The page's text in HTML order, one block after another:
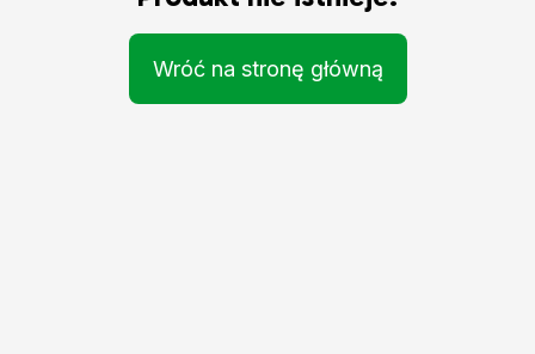
Wróć na stronę główną